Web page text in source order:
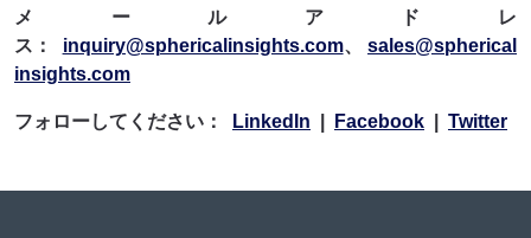
メールアドレ
ス： inquiry@sphericalinsights.com、
sales@spherical
insights.com
フォローしてください： LinkedIn Facebook Twitter